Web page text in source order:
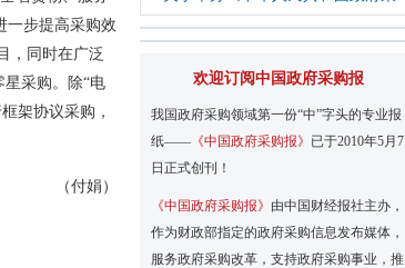
一步提高采购效
，同时在广泛
采购。除“电
架协议采购，
（付娟）
欢迎订阅中国政府采购报
我国政府采购领域第一份“中”字头的专业报
纸—— 《中国政府采购报》 已于2010年5月7
日正式创刊！
《中国政府采购报》 由中国财经报社主办，
作为财政部指定的政府采购信息发布媒体，
服务政府采购改革，支持政府采购事业，推